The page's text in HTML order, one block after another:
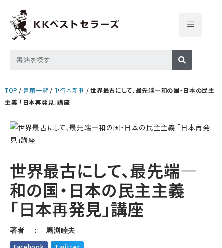
TOP 書籍一覧 単行本新刊
世界最古にして、最先端―和の国・日本の民主
主義 「日本再発見」講座
世界最古にして、最先端―
和の国・日本の民主主義
「日本再発見」講座
著者 ： 馬渕睦夫
Facebook Twitter